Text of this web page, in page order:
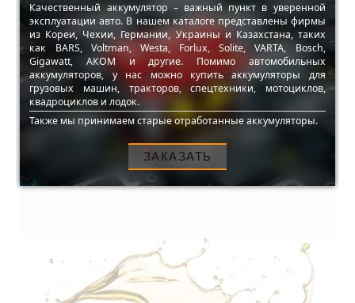
Качественный аккумулятор – важный пункт в уверенной
эксплуатации авто. В нашем каталоге представлены фирмы
из Кореи, Чехии, Германии, Украины и Казахстана, таких
как BARS, Voltman, Westa, Forlux, Solite, VARTA, Bosch,
Gigawatt, АКОМ и другие. Помимо автомобильных
аккумуляторов, у нас можно купить аккумуляторы для
грузовых машин, тракторов, спецтехники, мотоциклов,
квадроциклов и лодок.
Также мы принимаем старые отработанные аккумуляторы.
ЗАКАЗАТЬ